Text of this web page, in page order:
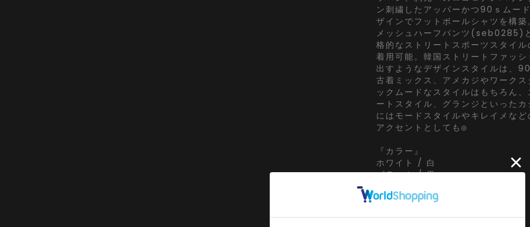
ン刺繍したアッパーかつ90ｓムー
ザインでフットボールシャツを構
メッシュハーフパンツ(seb0285)
格的なストリートスポーツスタイ
着用可能。韓国ストリートファッ
出すようなデザインスタイルは、
古着ミックス、アメカジやワーク
ックムードなスタイルはもちろん
ートスタイル、グランジといった
にはモードスタイルやキレイメな
アクセントとしても◎
『カラー』
ホワイト / 白
ブラック / 黒
レッド / 赤